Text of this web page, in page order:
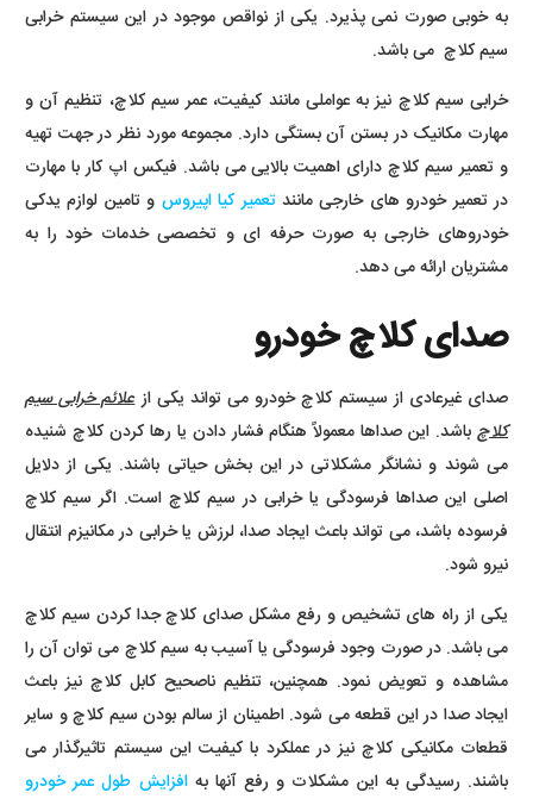
به خوبی صورت نمی پذیرد. یکی از نواقص موجود در این سیستم خرابی
سیم کلاچ می باشد.
خرابی سیم کلاچ نیز به عواملی مانند کیفیت، عمر سیم کلاچ، تنظیم آن و
مهارت مکانیک در بستن آن بستگی دارد. مجموعه مورد نظر در جهت تهیه
و تعمیر سیم کلاچ دارای اهمیت بالایی می باشد. فیکس اپ کار با مهارت
در تعمیر خودرو های خارجی مانندتعمیر کیا اپیروس و تامین لوازم یدکی
خودروهای خارجی به صورت حرفه ای و تخصصی خدمات خود را به
مشتریان ارائه می دهد.
صدای کلاچ خودرو
صدای غیرعادی از سیستم کلاچ خودرو می تواند یکی ازعلائم خرابی سیم
کلاچ باشد. این صداها معمولاً هنگام فشار دادن یا رها کردن کلاچ شنیده
می شوند و نشانگر مشکلاتی در این بخش حیاتی باشند. یکی از دلایل
اصلی این صداها فرسودگی یا خرابی در سیم کلاچ است. اگر سیم کلاچ
فرسوده باشد، می تواند باعث ایجاد صدا، لرزش یا خرابی در مکانیزم انتقال
نیرو شود.
یکی از راه های تشخیص و رفع مشکل صدای کلاچ جدا کردن سیم کلاچ
می باشد. در صورت وجود فرسودگی یا آسیب به سیم کلاچ می توان آن را
مشاهده و تعویض نمود. همچنین، تنظیم ناصحیح کابل کلاچ نیز باعث
ایجاد صدا در این قطعه می شود. اطمینان از سالم بودن سیم کلاچ و سایر
قطعات مکانیکی کلاچ نیز در عملکرد با کیفیت این سیستم تاثیرگذار می
باشند. رسیدگی به این مشکلات و رفع آنها بهافزایش طول عمر خودرو